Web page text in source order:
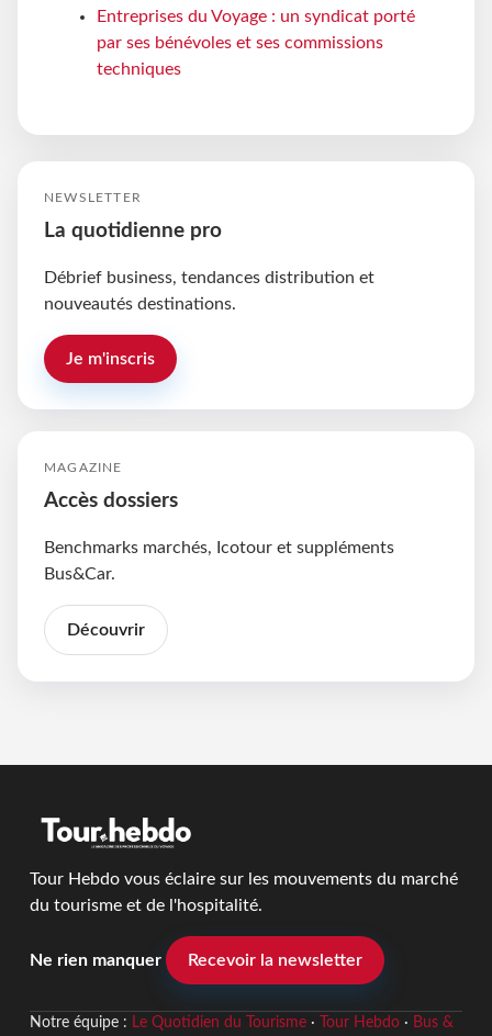
Entreprises du Voyage : un syndicat porté
par ses bénévoles et ses commissions
techniques
NEWSLETTER
La quotidienne pro
Débrief business, tendances distribution et
nouveautés destinations.
Je m'inscris
MAGAZINE
Accès dossiers
Benchmarks marchés, Icotour et suppléments
Bus&Car.
Découvrir
Tour Hebdo vous éclaire sur les mouvements du marché
du tourisme et de l'hospitalité.
Ne rien manquer Recevoir la newsletter
Notre équipe : Le Quotidien du Tourisme· Tour Hebdo· Bus &